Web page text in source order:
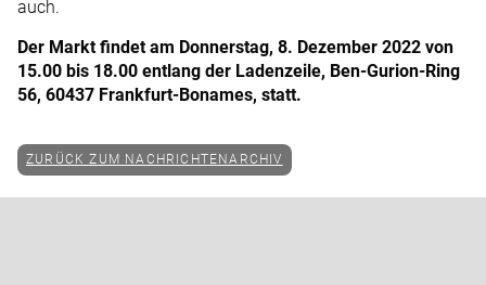
auch.
Der Markt findet am Donnerstag, 8. Dezember 2022 von
15.00 bis 18.00 entlang der Ladenzeile, Ben-Gurion-Ring
56, 60437 Frankfurt-Bonames, statt.
ZURÜCK ZUM NACHRICHTENARCHIV